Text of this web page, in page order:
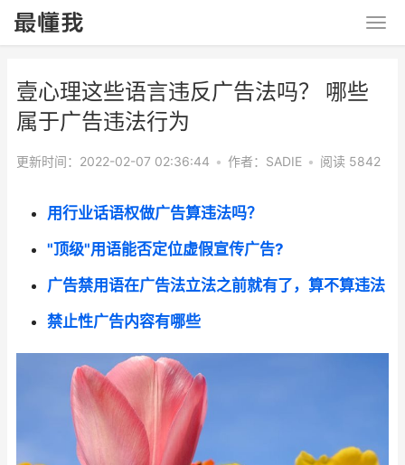
壹心理这些语言违反广告法吗？ 哪些
属于广告违法行为
更新时间：2022-02-07 02:36:44 • 作者：SADIE • 阅读 5842
用行业话语权做广告算违法吗？
"顶级"用语能否定位虚假宣传广告?
广告禁用语在广告法立法之前就有了，算不算违法
禁止性广告内容有哪些